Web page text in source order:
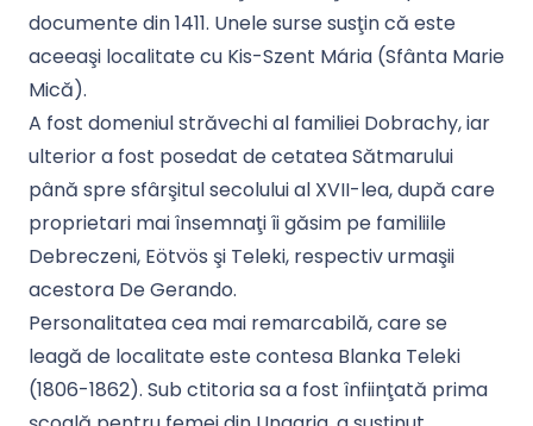
documente din 1411. Unele surse susţin că este
aceeaşi localitate cu Kis-Szent Mária (Sfânta Marie
Mică).
A fost domeniul străvechi al familiei Dobrachy, iar
ulterior a fost posedat de cetatea Sătmarului
până spre sfârşitul secolului al XVII-lea, după care
proprietari mai însemnaţi îi găsim pe familiile
Debreczeni, Eötvös şi Teleki, respectiv urmaşii
acestora De Gerando.
Personalitatea cea mai remarcabilă, care se
leagă de localitate este contesa Blanka Teleki
(1806-1862). Sub ctitoria sa a fost înfiinţată prima